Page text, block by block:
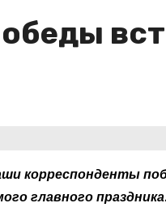
корреспонденты
главного праздника.